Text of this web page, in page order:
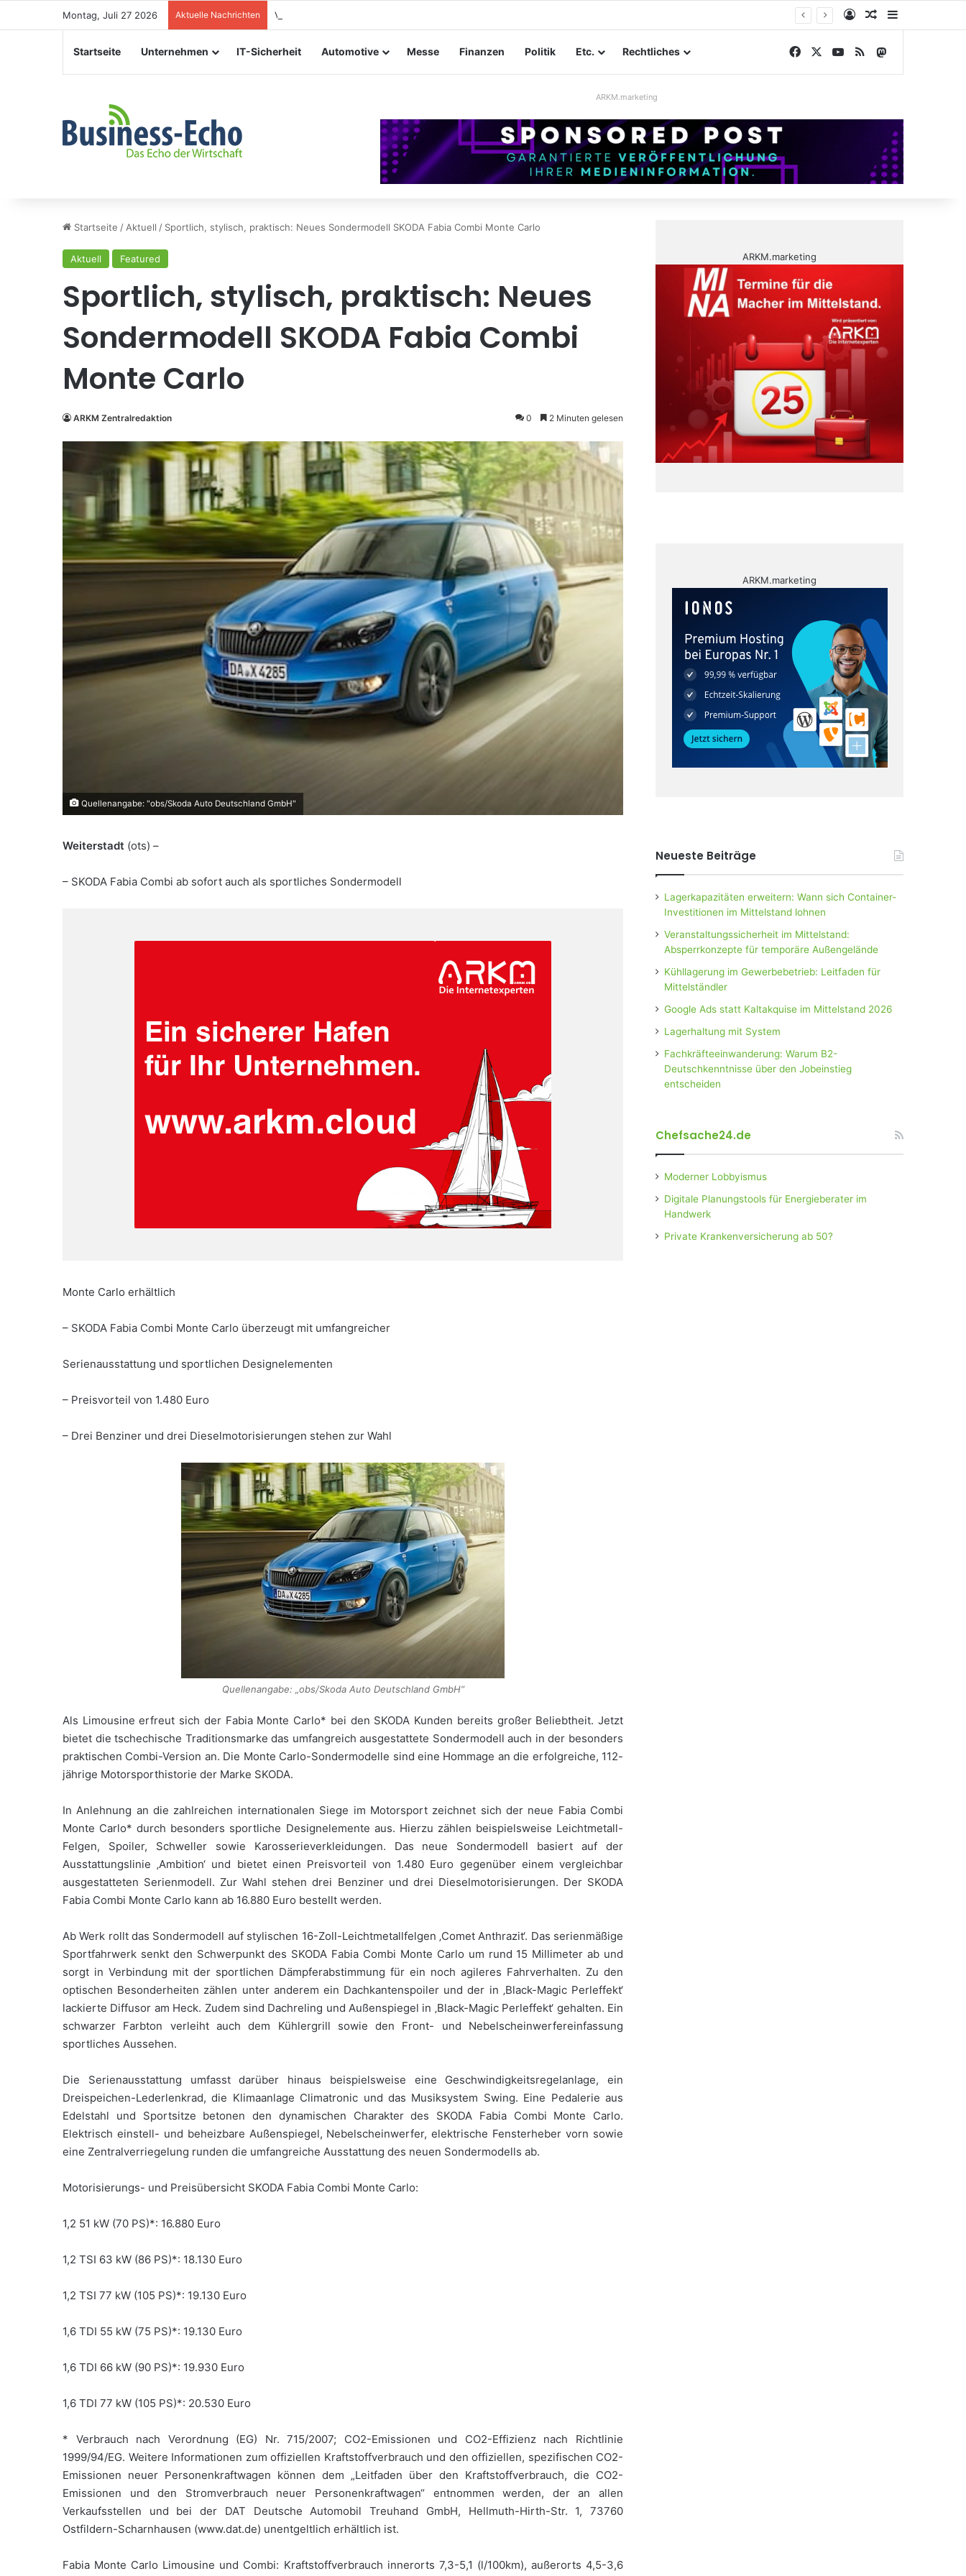
Montag, Juli 27 2026 Aktuelle Nachrichten Veranstaltungssicherheit im Mittelstand: Absperrkonzepte für temporäre Außengelände AnmeldenZufälliger
Startseite Unternehmen IT-Sicherheit Automotive Messe Finanzen Politik Etc. Rechtliches Facebook YouTube
RSS
ARKM.marketing
Startseite / Aktuell / Sportlich, stylisch, praktisch: Neues Sondermodell SKODA Fabia Combi Monte Carlo
Aktuell Featured
Sportlich, stylisch, praktisch: Neues
Sondermodell SKODA Fabia Combi
Monte Carlo
ARKM Zentralredaktion 0 2 Minuten gelesen
Quellenangabe: "obs/Skoda Auto Deutschland GmbH"
Weiterstadt (ots) –
– SKODA Fabia Combi ab sofort auch als sportliches Sondermodell
Monte Carlo erhältlich
– SKODA Fabia Combi Monte Carlo überzeugt mit umfangreicher
Serienausstattung und sportlichen Designelementen
– Preisvorteil von 1.480 Euro
– Drei Benziner und drei Dieselmotorisierungen stehen zur Wahl
Quellenangabe: „obs/Skoda Auto Deutschland GmbH“
Als Limousine erfreut sich der Fabia Monte Carlo* bei den SKODA Kunden bereits großer Beliebtheit. Jetzt
bietet die tschechische Traditionsmarke das umfangreich ausgestattete Sondermodell auch in der besonders
praktischen Combi-Version an. Die Monte Carlo-Sondermodelle sind eine Hommage an die erfolgreiche, 112-
jährige Motorsporthistorie der Marke SKODA.
In Anlehnung an die zahlreichen internationalen Siege im Motorsport zeichnet sich der neue Fabia Combi
Monte Carlo* durch besonders sportliche Designelemente aus. Hierzu zählen beispielsweise Leichtmetall-
Felgen, Spoiler, Schweller sowie Karosserieverkleidungen. Das neue Sondermodell basiert auf der
Ausstattungslinie ‚Ambition‘ und bietet einen Preisvorteil von 1.480 Euro gegenüber einem vergleichbar
ausgestatteten Serienmodell. Zur Wahl stehen drei Benziner und drei Dieselmotorisierungen. Der SKODA
Fabia Combi Monte Carlo kann ab 16.880 Euro bestellt werden.
Ab Werk rollt das Sondermodell auf stylischen 16-Zoll-Leichtmetallfelgen ‚Comet Anthrazit‘. Das serienmäßige
Sportfahrwerk senkt den Schwerpunkt des SKODA Fabia Combi Monte Carlo um rund 15 Millimeter ab und
sorgt in Verbindung mit der sportlichen Dämpferabstimmung für ein noch agileres Fahrverhalten. Zu den
optischen Besonderheiten zählen unter anderem ein Dachkantenspoiler und der in ‚Black-Magic Perleffekt‘
lackierte Diffusor am Heck. Zudem sind Dachreling und Außenspiegel in ‚Black-Magic Perleffekt‘ gehalten. Ein
schwarzer Farbton verleiht auch dem Kühlergrill sowie den Front- und Nebelscheinwerfereinfassung
sportliches Aussehen.
Die Serienausstattung umfasst darüber hinaus beispielsweise eine Geschwindigkeitsregelanlage, ein
Dreispeichen-Lederlenkrad, die Klimaanlage Climatronic und das Musiksystem Swing. Eine Pedalerie aus
Edelstahl und Sportsitze betonen den dynamischen Charakter des SKODA Fabia Combi Monte Carlo.
Elektrisch einstell- und beheizbare Außenspiegel, Nebelscheinwerfer, elektrische Fensterheber vorn sowie
eine Zentralverriegelung runden die umfangreiche Ausstattung des neuen Sondermodells ab.
Motorisierungs- und Preisübersicht SKODA Fabia Combi Monte Carlo:
1,2 51 kW (70 PS)*: 16.880 Euro
1,2 TSI 63 kW (86 PS)*: 18.130 Euro
1,2 TSI 77 kW (105 PS)*: 19.130 Euro
1,6 TDI 55 kW (75 PS)*: 19.130 Euro
1,6 TDI 66 kW (90 PS)*: 19.930 Euro
1,6 TDI 77 kW (105 PS)*: 20.530 Euro
* Verbrauch nach Verordnung (EG) Nr. 715/2007; CO2-Emissionen und CO2-Effizienz nach Richtlinie
1999/94/EG. Weitere Informationen zum offiziellen Kraftstoffverbrauch und den offiziellen, spezifischen CO2-
Emissionen neuer Personenkraftwagen können dem „Leitfaden über den Kraftstoffverbrauch, die CO2-
Emissionen und den Stromverbrauch neuer Personenkraftwagen“ entnommen werden, der an allen
Verkaufsstellen und bei der DAT Deutsche Automobil Treuhand GmbH, Hellmuth-Hirth-Str. 1, 73760
Ostfildern-Scharnhausen (www.dat.de) unentgeltlich erhältlich ist.
Fabia Monte Carlo Limousine und Combi: Kraftstoffverbrauch innerorts 7,3-5,1 (l/100km), außerorts 4,5-3,6
ARKM.marketing
ARKM.marketing
Neueste Beiträge
Lagerkapazitäten erweitern: Wann sich Container-
Investitionen im Mittelstand lohnen
Veranstaltungssicherheit im Mittelstand:
Absperrkonzepte für temporäre Außengelände
Kühllagerung im Gewerbebetrieb: Leitfaden für
Mittelständler
Google Ads statt Kaltakquise im Mittelstand 2026
Lagerhaltung mit System
Fachkräfteeinwanderung: Warum B2-
Deutschkenntnisse über den Jobeinstieg
entscheiden
Chefsache24.de
Moderner Lobbyismus
Digitale Planungstools für Energieberater im
Handwerk
Private Krankenversicherung ab 50?